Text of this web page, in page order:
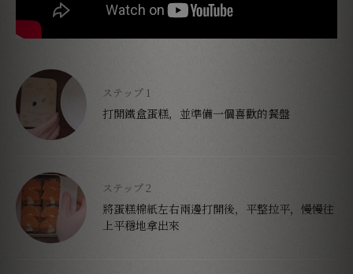
打開鐵盒蛋糕，並準備一個喜歡的餐盤
將蛋糕棉紙左右兩邊打開後，平整拉平，慢慢往
上平穩地拿出來